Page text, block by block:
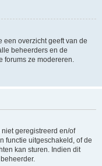
een overzicht geeft van de
beheerders en de
forums ze modereren.
geregistreerd en/of
functie uitgeschakeld, of de
kan sturen. Indien dit